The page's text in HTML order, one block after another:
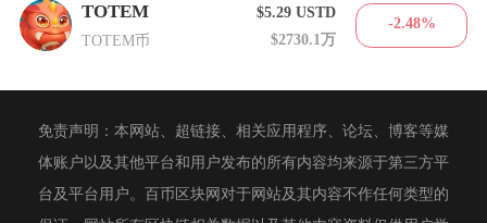
TOTEM
TOTEM币
$5.29USTD
$2730.1万
-2.48%
免责声明：本网站、超链接、相关应用程序、论坛、博客等媒
体账户以及其他平台和用户发布的所有内容均来源于第三方平
台及平台用户。百币区块网对于网站及其内容不作任何类型的